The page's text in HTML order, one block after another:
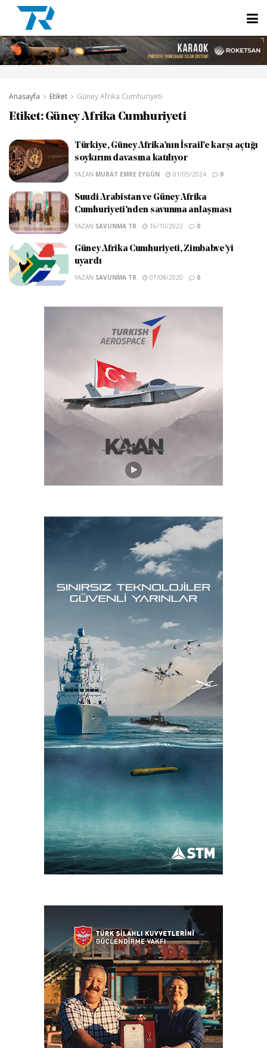
Anasayfa Etiket Güney Afrika Cumhuriyeti
Etiket: Güney Afrika Cumhuriyeti
Türkiye, Güney Afrika’nın İsrail’e karşı açtığı
soykırım davasına katılıyor
YAZAN MURAT EMRE EYGÜN 01/05/2024 0
Suudi Arabistan ve Güney Afrika
Cumhuriyeti’nden savunma anlaşması
YAZAN SAVUNMA TR 16/10/2022 0
Güney Afrika Cumhuriyeti, Zimbabve’yi
uyardı
YAZAN SAVUNMA TR 07/08/2020 0